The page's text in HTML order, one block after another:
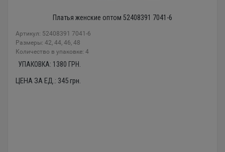
Платья женские оптом 52408391 7041-6
Артикул: 52408391 7041-6
Размеры: 42, 44, 46, 48
Количество в упаковке: 4
УПАКОВКА: 1380 ГРН.
ЦЕНА ЗА ЕД.: 345грн.